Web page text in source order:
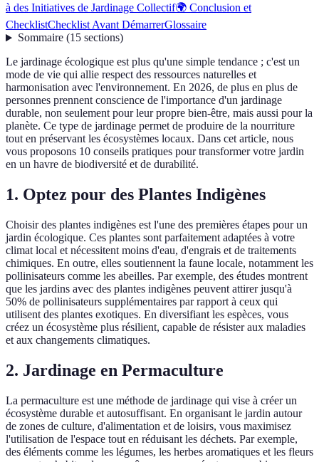
à des Initiatives de Jardinage Collectif🌍 Conclusion et
ChecklistChecklist Avant DémarrerGlossaire
Sommaire(15 sections)
Le jardinage écologique est plus qu'une simple tendance ; c'est un
mode de vie qui allie respect des ressources naturelles et
harmonisation avec l'environnement. En 2026, de plus en plus de
personnes prennent conscience de l'importance d'un jardinage
durable, non seulement pour leur propre bien-être, mais aussi pour la
planète. Ce type de jardinage permet de produire de la nourriture
tout en préservant les écosystèmes locaux. Dans cet article, nous
vous proposons 10 conseils pratiques pour transformer votre jardin
en un havre de biodiversité et de durabilité.
1. Optez pour des Plantes Indigènes
Choisir des plantes indigènes est l'une des premières étapes pour un
jardin écologique. Ces plantes sont parfaitement adaptées à votre
climat local et nécessitent moins d'eau, d'engrais et de traitements
chimiques. En outre, elles soutiennent la faune locale, notamment les
pollinisateurs comme les abeilles. Par exemple, des études montrent
que les jardins avec des plantes indigènes peuvent attirer jusqu'à
50% de pollinisateurs supplémentaires par rapport à ceux qui
utilisent des plantes exotiques. En diversifiant les espèces, vous
créez un écosystème plus résilient, capable de résister aux maladies
et aux changements climatiques.
2. Jardinage en Permaculture
La permaculture est une méthode de jardinage qui vise à créer un
écosystème durable et autosuffisant. En organisant le jardin autour
de zones de culture, d'alimentation et de loisirs, vous maximisez
l'utilisation de l'espace tout en réduisant les déchets. Par exemple,
des éléments comme les légumes, les herbes aromatiques et les fleurs